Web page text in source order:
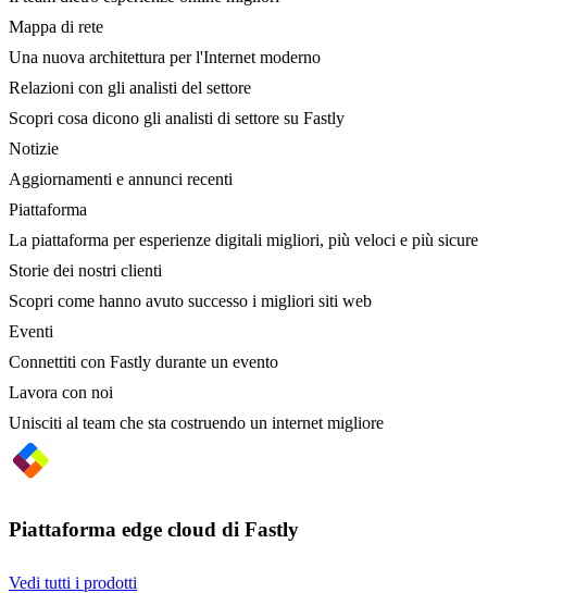
Mappa di rete
Una nuova architettura per l'Internet moderno
Relazioni con gli analisti del settore
Scopri cosa dicono gli analisti di settore su Fastly
Notizie
Aggiornamenti e annunci recenti
Piattaforma
La piattaforma per esperienze digitali migliori, più veloci e più sicure
Storie dei nostri clienti
Scopri come hanno avuto successo i migliori siti web
Eventi
Connettiti con Fastly durante un evento
Lavora con noi
Unisciti al team che sta costruendo un internet migliore
Piattaforma edge cloud di Fastly
Vedi tutti i prodotti